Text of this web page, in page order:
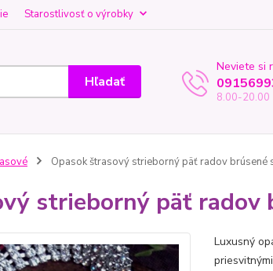
Starostlivosť o výrobky
Hľadať
Neviete si
8.00-20.00
Opasok štrasový strieborný päť radov brúsené
strieborný päť radov
Luxusný